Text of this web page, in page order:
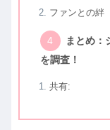
ファンとの絆
まとめ：
を調査！
共有: